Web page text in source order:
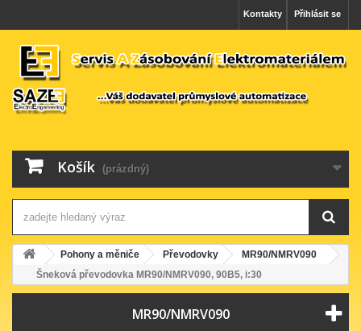
Přihlásit se
Kontakty
Košík (prázdný)
Pohony a měniče Převodovky
MR90/NMRV090
Šneková převodovka MR90/NMRV090, 90B5, i:30
MR90/NMRV090